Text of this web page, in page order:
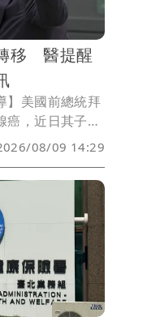
移 醫提醒
】美國前總統拜
癌，近日其子韓
轉移至骨骼，再
注。醫師指
癌症之一，好發
者與家族遺傳有
患前列腺癌，風
族中有多人罹
此外，慢性發
等因素，也可能
08/09 14:29